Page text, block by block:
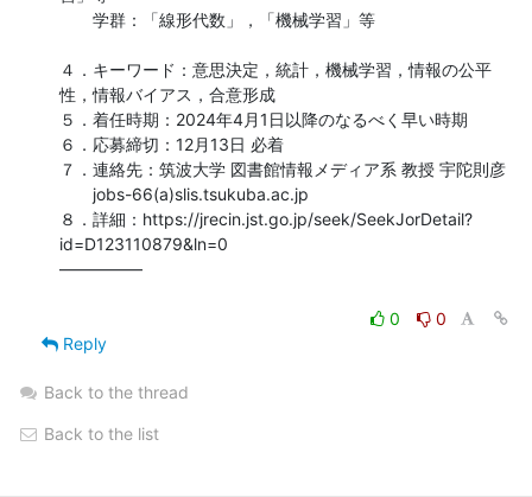
学群：「線形代数」，「機械学習」等
４．キーワード：意思決定，統計，機械学習，情報の公平
性，情報バイアス，合意形成
５．着任時期：2024年4月1日以降のなるべく早い時期
６．応募締切：12月13日 必着
７．連絡先：筑波大学 図書館情報メディア系 教授 宇陀則彦
jobs-66(a)slis.tsukuba.ac.jp
８．詳細：https://jrecin.jst.go.jp/seek/SeekJorDetail?
id=D123110879&ln=0
—————
0
0
Reply
Back to the thread
Back to the list